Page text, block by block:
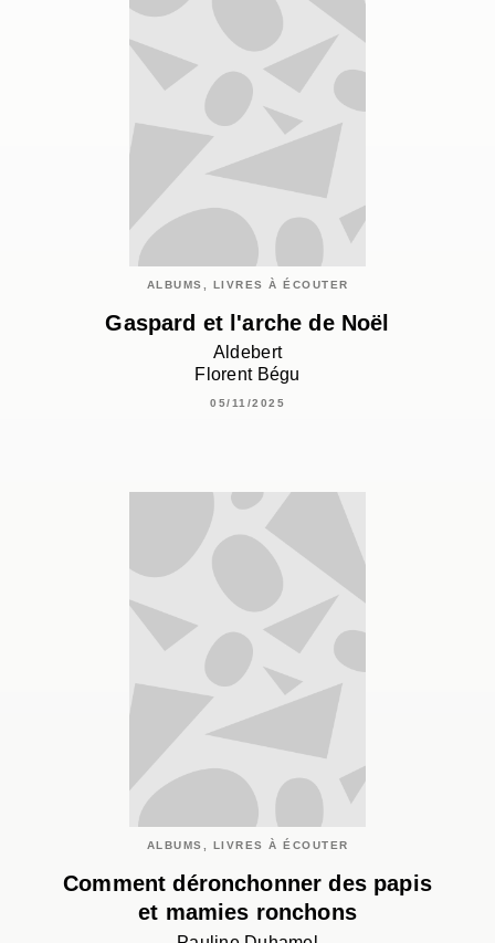
ALBUMS, LIVRES À ÉCOUTER
Gaspard et l'arche de Noël
Aldebert
Florent Bégu
05/11/2025
ALBUMS, LIVRES À ÉCOUTER
Comment déronchonner des papis
et mamies ronchons